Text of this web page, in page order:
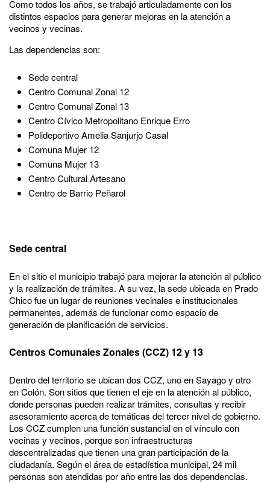
Como todos los años, se trabajó articuladamente con los
distintos espacios para generar mejoras en la atención a
vecinos y vecinas.
Las dependencias son:
Sede central
Centro Comunal Zonal 12
Centro Comunal Zonal 13
Centro Cívico Metropolitano Enrique Erro
Polideportivo Amelia Sanjurjo Casal
Comuna Mujer 12
Comuna Mujer 13
Centro Cultural Artesano
Centro de Barrio Peñarol
Sede central
En el sitio el municipio trabajó para mejorar la atención al público
y la realización de trámites. A su vez, la sede ubicada en Prado
Chico fue un lugar de reuniones vecinales e institucionales
permanentes, además de funcionar como espacio de
generación de planificación de servicios.
Centros Comunales Zonales (CCZ) 12 y 13
Dentro del territorio se ubican dos CCZ, uno en Sayago y otro
en Colón. Son sitios que tienen el eje en la atención al público,
donde personas pueden realizar trámites, consultas y recibir
asesoramiento acerca de temáticas del tercer nivel de gobierno.
Los CCZ cumplen una función sustancial en el vínculo con
vecinas y vecinos, porque son infraestructuras
descentralizadas que tienen una gran participación de la
ciudadanía. Según el área de estadística municipal, 24 mil
personas son atendidas por año entre las dos dependencias.